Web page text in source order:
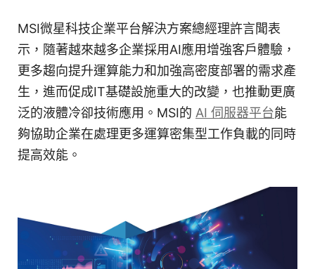
MSI微星科技企業平台解決方案總經理許言聞表
示，隨著越來越多企業採用AI應用增強客戶體驗，
更多趨向提升運算能力和加強高密度部署的需求產
生，進而促成IT基礎設施重大的改變，也推動更廣
泛的液體冷卻技術應用。MSI的 AI 伺服器平台能
夠協助企業在處理更多運算密集型工作負載的同時
提高效能。